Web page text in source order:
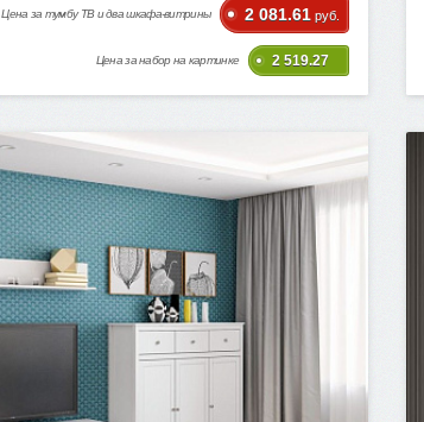
Цена за тумбу ТВ и два шкафа-витрины 2 081.61 руб.
Цена за набор на картинке 2 519.27